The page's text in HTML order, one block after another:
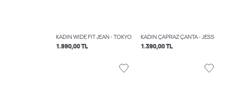
KADIN WIDE FIT JEAN - TOKYO
1.990,00 TL
KADIN ÇAPRAZ ÇANTA - JESS
1.390,00 TL